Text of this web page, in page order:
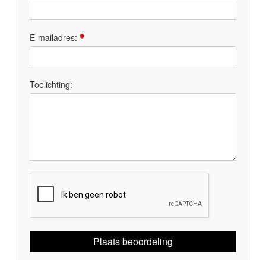
E-mailadres:
Toelichting:
Plaats beoordeling